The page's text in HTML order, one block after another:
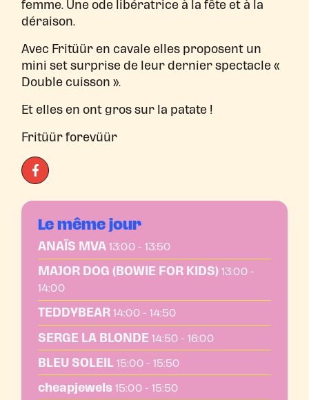
femme. Une ode libératrice à la fête et à la
déraison.
Avec Fritüür en cavale elles proposent un
mini set surprise de leur dernier spectacle «
Double cuisson ».
Et elles en ont gros sur la patate !
Fritüür forevüür
Le même jour
ANAÏS MVA13:00 - 13:50
MAJOR DOG (BOWIE FOR KIDS)13:00 -
14:00
TEDDYBEAR14:00 - 14:50
SERGE LA BLONDE14:50 - 16:00
BLEU SOLEIL15:00 - 15:50
cheapjewels15:00 - 15:50